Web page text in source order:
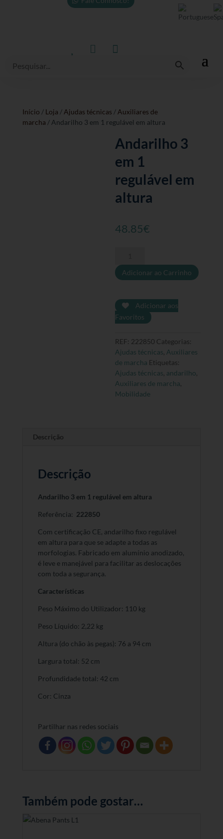
 
Início / Loja / Ajudas técnicas / Auxiliares de
marcha / Andarilho 3 em 1 regulável em altura
Andarilho 3
em 1
regulável em
altura
48.85€
Andarilho
1
regulável
em
Adicionar ao Carrinho
Adicionar aos
Favoritos
REF: 222850 Categorias:
Ajudas técnicas, Auxiliares
de marcha Etiquetas:
Ajudas técnicas, andarilho,
Auxiliares de marcha,
Mobilidade
Descrição
Descrição
Andarilho 3 em 1 regulável em altura
Referência: 222850
Com certificação CE, andarilho fixo regulável
em altura para que se adapte a todas as
morfologias. Fabricado em alumínio anodizado,
é leve e manejável para facilitar as deslocações
com toda a segurança.
Características
Peso Máximo do Utilizador: 110 kg
Peso Líquido: 2,22 kg
Altura (do chão às pegas): 76 a 94 cm
Largura total: 52 cm
Profundidade total: 42 cm
Cor: Cinza
Partilhar nas redes sociais
Também pode gostar…